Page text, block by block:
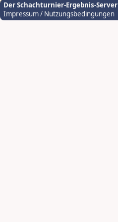
Der Schachturnier-Ergebnis-Server
Impressum / Nutzungsbedingungen